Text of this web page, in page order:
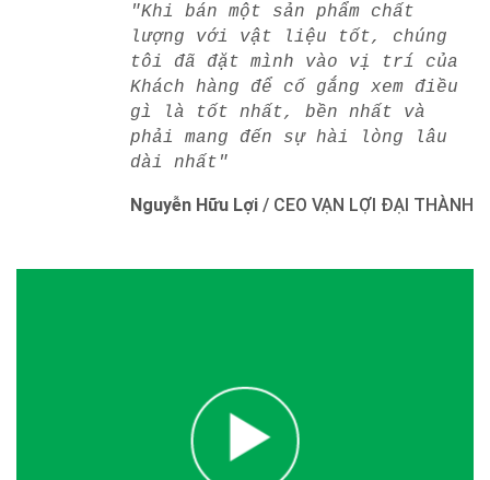
"Khi bán một sản phẩm chất
lượng với vật liệu tốt, chúng
tôi đã đặt mình vào vị trí của
Khách hàng để cố gắng xem điều
gì là tốt nhất, bền nhất và
phải mang đến sự hài lòng lâu
dài nhất"
Nguyễn Hữu Lợi / CEO VẠN LỢI ĐẠI THÀNH